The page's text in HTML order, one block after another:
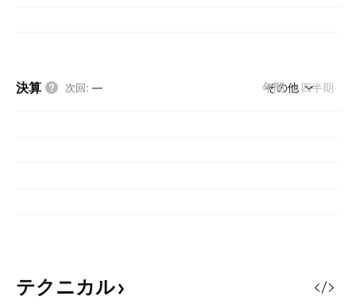
決算 次回: — 年間 四半期
その他
テクニカル